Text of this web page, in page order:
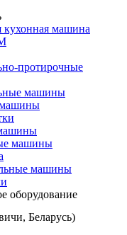
кухонная машина
протирочные
машины
машины
машины
оборудование
Беларусь)